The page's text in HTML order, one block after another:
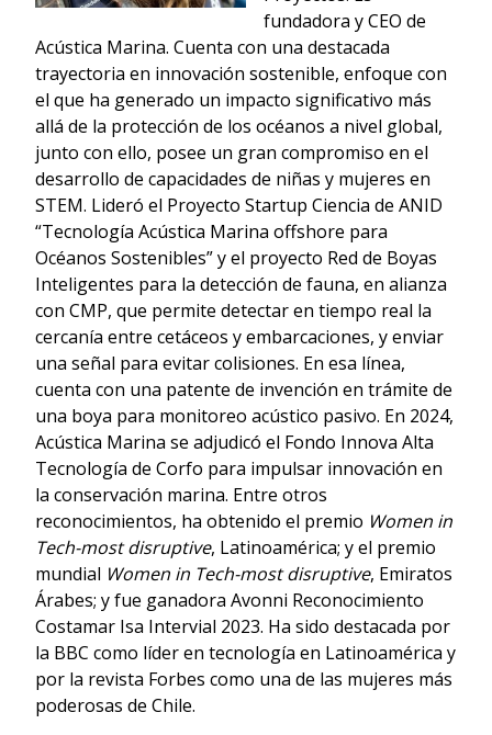
fundadora y CEO de
Acústica Marina. Cuenta con una destacada
trayectoria en innovación sostenible, enfoque con
el que ha generado un impacto significativo más
allá de la protección de los océanos a nivel global,
junto con ello, posee un gran compromiso en el
desarrollo de capacidades de niñas y mujeres en
STEM. Lideró el Proyecto Startup Ciencia de ANID
“Tecnología Acústica Marina offshore para
Océanos Sostenibles” y el proyecto Red de Boyas
Inteligentes para la detección de fauna, en alianza
con CMP, que permite detectar en tiempo real la
cercanía entre cetáceos y embarcaciones, y enviar
una señal para evitar colisiones. En esa línea,
cuenta con una patente de invención en trámite de
una boya para monitoreo acústico pasivo. En 2024,
Acústica Marina se adjudicó el Fondo Innova Alta
Tecnología de Corfo para impulsar innovación en
la conservación marina. Entre otros
reconocimientos, ha obtenido el premio Women in
Tech-most disruptive, Latinoamérica; y el premio
mundial Women in Tech-most disruptive, Emiratos
Árabes; y fue ganadora Avonni Reconocimiento
Costamar Isa Intervial 2023. Ha sido destacada por
la BBC como líder en tecnología en Latinoamérica y
por la revista Forbes como una de las mujeres más
poderosas de Chile.